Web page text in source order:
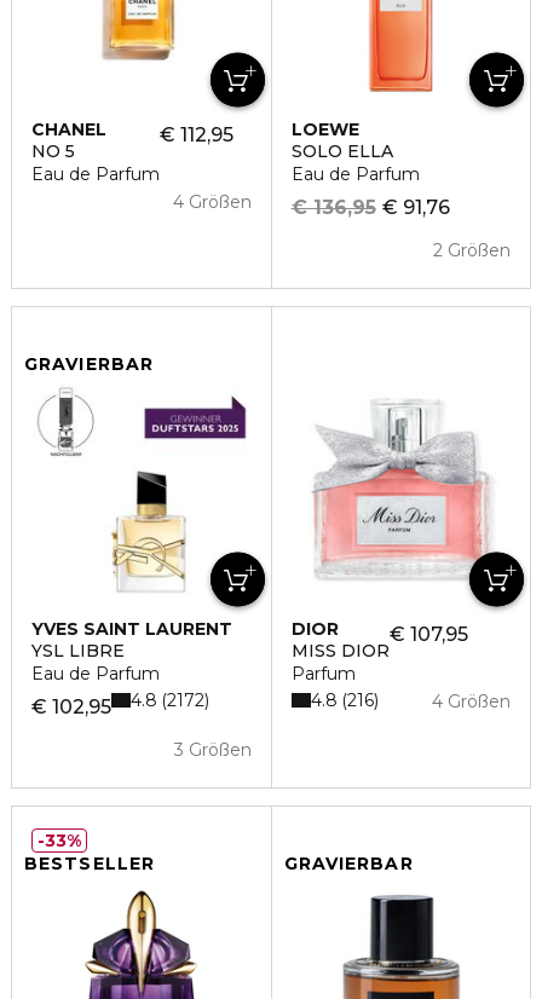
CHANEL
NO 5
Eau de Parfum
€ 112,95
4 Größen
LOEWE
SOLO ELLA
Eau de Parfum
€ 91,76
€ 136,95
2 Größen
GRAVIERBAR
YVES SAINT LAURENT
YSL LIBRE
Eau de Parfum
€ 102,95
3 Größen
4.8 2172
DIOR
MISS DIOR
Parfum
€ 107,95
4 Größen
4.8 216
BESTSELLER
33%
GRAVIERBAR